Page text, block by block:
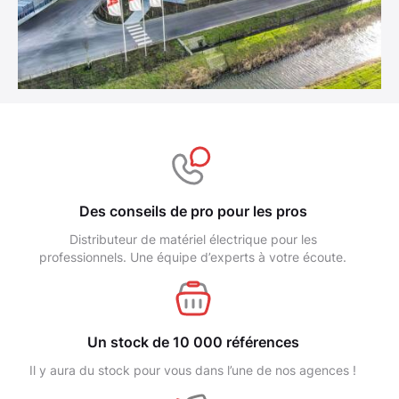
Des conseils de pro pour les pros
Distributeur de matériel électrique pour les
professionnels. Une équipe d’experts à votre écoute.
Un stock de 10 000 références
Il y aura du stock pour vous dans l’une de nos agences !